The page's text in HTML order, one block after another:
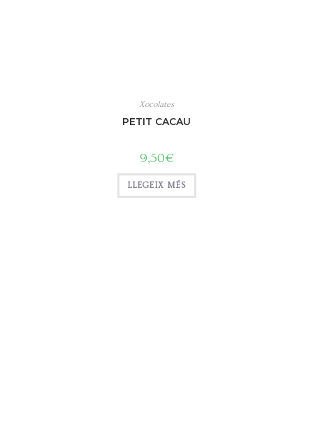
Xocolates
PETIT CACAU
9,50€
LLEGEIX MÉS